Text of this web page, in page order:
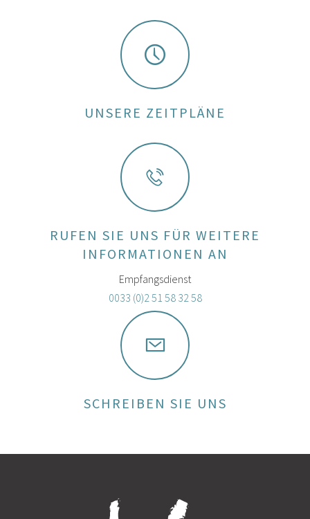
UNSERE ZEITPLÄNE
RUFEN SIE UNS FÜR WEITERE
INFORMATIONEN AN
Empfangsdienst
0033 (0)2 51 58 32 58
SCHREIBEN SIE UNS